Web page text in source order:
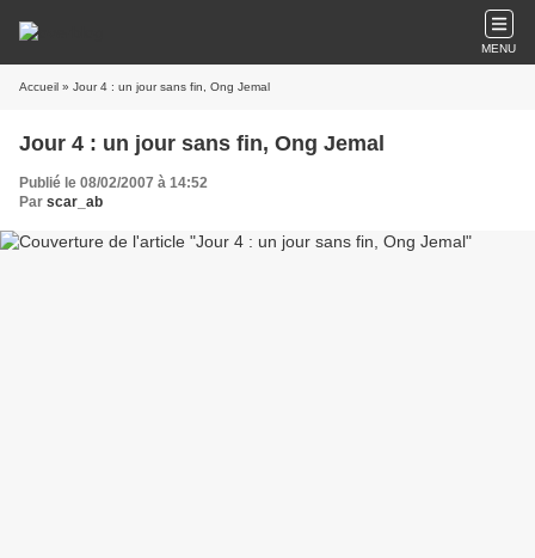
MENU
Accueil » Jour 4 : un jour sans fin, Ong Jemal
Jour 4 : un jour sans fin, Ong Jemal
Publié le 08/02/2007 à 14:52
Par scar_ab